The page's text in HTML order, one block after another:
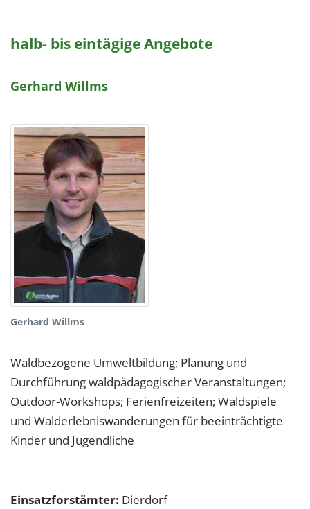
halb- bis eintägige Angebote
Gerhard Willms
Gerhard Willms
Waldbezogene Umweltbildung; Planung und
Durchführung waldpädagogischer Veranstaltungen;
Outdoor-Workshops; Ferienfreizeiten; Waldspiele
und Walderlebniswanderungen für beeinträchtigte
Kinder und Jugendliche
Einsatzforstämter: Dierdorf